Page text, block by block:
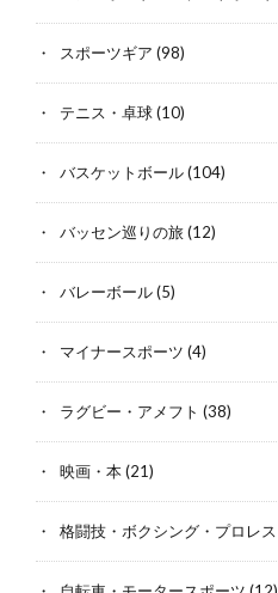
スポーツギア (98)
テニス・卓球(10)
バスケットボール(104)
バッセン巡りの旅(12)
バレーボール(5)
マイナースポーツ (4)
ラグビー・アメフト (38)
映画・本(21)
格闘技・ボクシング・プロレス